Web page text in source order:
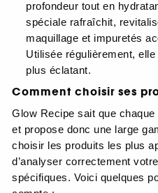
profondeur tout en
spéciale rafraîchit,
maquillage et impuretés
Utilisée régulièrement,
plus éclatant.
Comment choisir ses
Glow Recipe sait que
et propose donc une large
choisir les produits les plus
d’analyser correctement
spécifiques. Voici quelques